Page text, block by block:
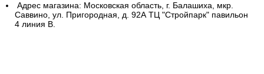
Адрес магазина: Московская область, г. Балашиха, мкр.
Саввино, ул. Пригородная, д. 92А ТЦ "Стройпарк" павильон
4 линия В.